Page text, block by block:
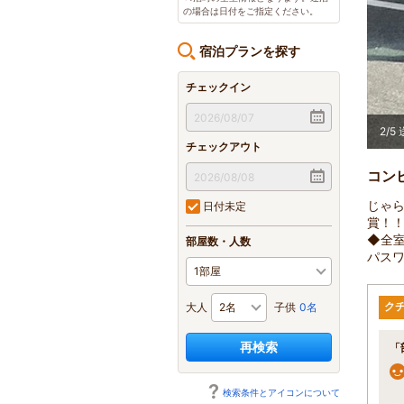
の場合は日付をご指定ください。
宿泊プランを探す
チェックイン
チェックアウト
日付未定
部屋数・人数
大人 子供 0名
再検索
検索条件とアイコンについて
形式の朝食をご用意しております。 2/5
コン
じゃ
賞！！
◆全
パス
ク